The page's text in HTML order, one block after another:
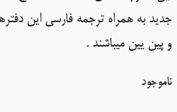
جدید به همراه ترجمه فارسی این
و پین یین میباشند .
ناموجود